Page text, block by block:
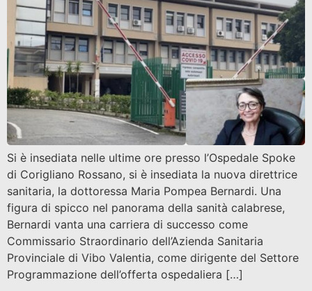
Si è insediata nelle ultime ore presso l’Ospedale Spoke
di Corigliano Rossano, si è insediata la nuova direttrice
sanitaria, la dottoressa Maria Pompea Bernardi. Una
figura di spicco nel panorama della sanità calabrese,
Bernardi vanta una carriera di successo come
Commissario Straordinario dell’Azienda Sanitaria
Provinciale di Vibo Valentia, come dirigente del Settore
Programmazione dell’offerta ospedaliera […]